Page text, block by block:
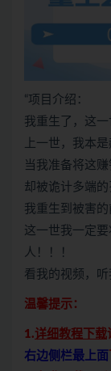
“项目介绍：
我重生了，这一
上一世，我本
当我准备将这
却被诡计多端
我重生到被害的
这一世我一定
人！！！
看我的视频，
温馨提示：
1.详细教程下载
右边侧栏最上面